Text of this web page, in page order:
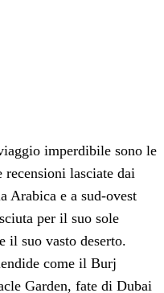
imperdibile sono le
lasciate dai
Arabica e a sud-ovest
per il suo sole
il suo vasto deserto.
come il Burj
Garden, fate di Dubai